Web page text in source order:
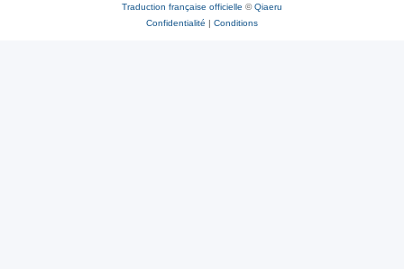
Traduction française officielle ©Qiaeru
Confidentialité | Conditions